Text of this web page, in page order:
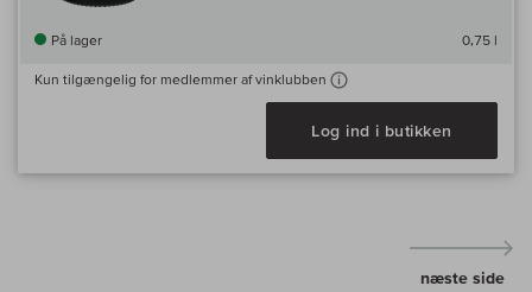
På lager 0,75 l
Kun tilgængelig for medlemmer af vinklubben
Log ind i butikken
næste side